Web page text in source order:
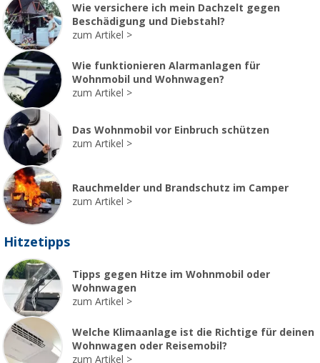
Wie versichere ich mein Dachzelt gegen
Beschädigung und Diebstahl?
zum Artikel
Wie funktionieren Alarmanlagen für
Wohnmobil und Wohnwagen?
zum Artikel
Das Wohnmobil vor Einbruch schützen
zum Artikel
Rauchmelder und Brandschutz im Camper
zum Artikel
Hitzetipps
Tipps gegen Hitze im Wohnmobil oder
Wohnwagen
zum Artikel
Welche Klimaanlage ist die Richtige für deinen
Wohnwagen oder Reisemobil?
zum Artikel